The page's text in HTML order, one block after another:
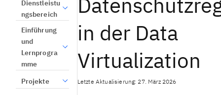
Dienstleistu
ngsbereich
Einführung
und
Lernprogra
mme
Projekte
in der Data
Virtualization
Letzte Aktualisierung: 27. März 2026